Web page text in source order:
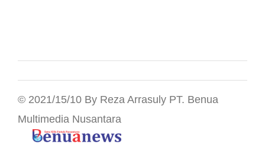
© 2021/15/10 By Reza Arrasuly PT. Benua
Multimedia Nusantara